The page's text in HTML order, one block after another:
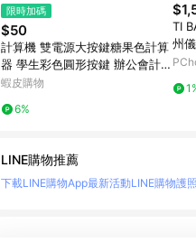
限時加碼
$50
計算機 雙電源大按鍵糖果色計算
器 學生彩色圓形按鍵 辦公會計用
計算機 12位元語音計算機 真人
蝦皮購物
6%
TI
州
LINE購物推薦
下載LINE購物App最新活動LINE購物護照